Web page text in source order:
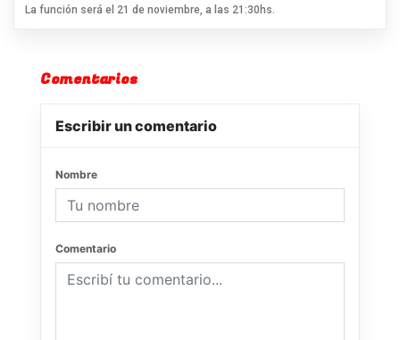
La función será el 21 de noviembre, a las 21:30hs.
Comentarios
Escribir un comentario
Nombre
Comentario